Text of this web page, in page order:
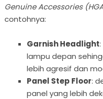
Genuine Accessories
contohnya:
Garnish Headlight
lampu depan
lebih agresif dan
Panel Step Floor:
panel yang lebih